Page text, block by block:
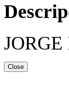
Close